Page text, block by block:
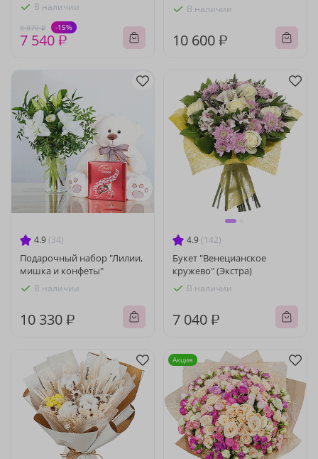
В наличии
8 870 ₽ -15%
7 540 ₽
В наличии
10 600 ₽
4.9 (34)
Подарочный набор "Лилии,
мишка и конфеты"
В наличии
10 330 ₽
4.9 (142)
Букет "Венецианское
кружево" (Экстра)
В наличии
7 040 ₽
Акция